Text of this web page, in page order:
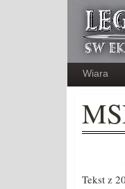
Wiara
Tekst z